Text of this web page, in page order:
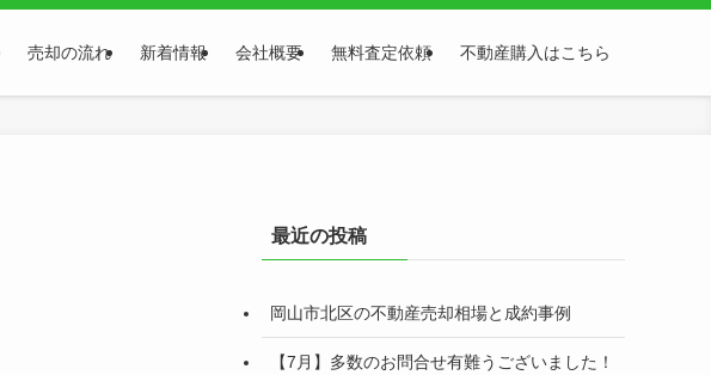
売却の流れ 新着情報 会社概要 無料査定依頼 不動産購入はこちら
最近の投稿
岡山市北区の不動産売却相場と成約事例
【7月】多数のお問合せ有難うございました！